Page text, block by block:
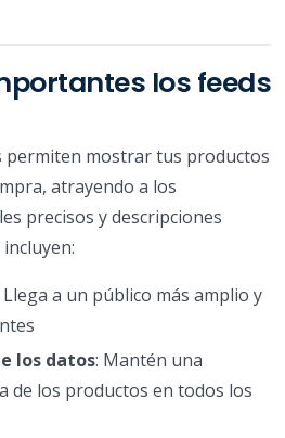
los feeds
permiten mostrar tus productos
atrayendo a los
precisos y descripciones
Llega a un público más amplio y
los datos: Mantén una
de los productos en todos los